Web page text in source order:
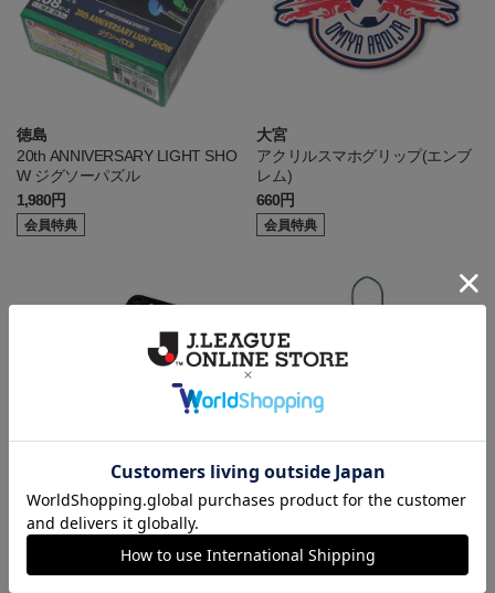
徳島
20th ANNIVERSARY LIGHT SHO
W ジグソーパズル
1,980円
会員特典
大宮
アクリルスマホグリップ(エンブ
レム)
660円
会員特典
山形
MY25_スマホ用カードポケット
岐阜
2,200円